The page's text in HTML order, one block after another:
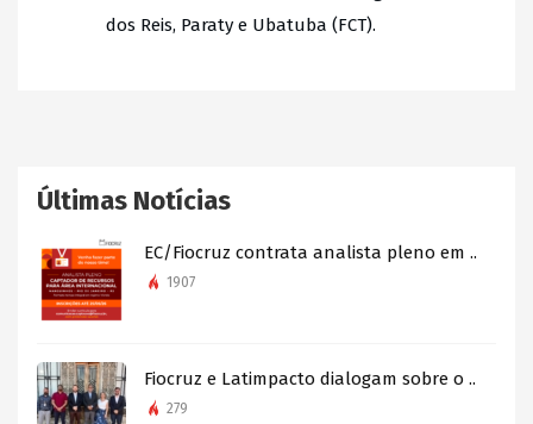
Últimas Notícias
EC/Fiocruz contrata analista pleno em ..
1907
Fiocruz e Latimpacto dialogam sobre o ..
279
dos Reis, Paraty e Ubatuba (FCT).